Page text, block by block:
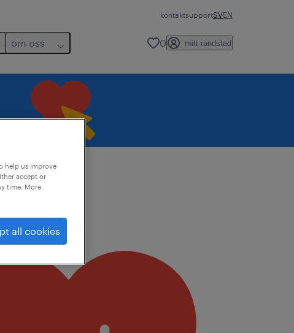
kontaktsupportSVEN
om oss 0 mitt randstad
help us improve
accept or
time. More
all cookies